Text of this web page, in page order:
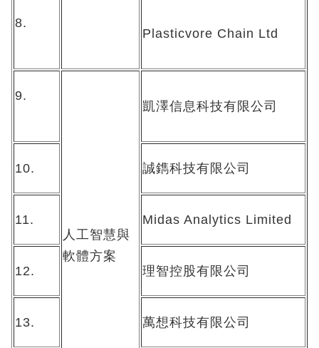
8.
Plasticvore Chain Ltd
9.
人工智慧與
軟體方案
凱澤信息科技有限公司
10. 誠鐫科技有限公司
11. Midas Analytics Limited
12. 理智控股有限公司
13. 萬想科技有限公司